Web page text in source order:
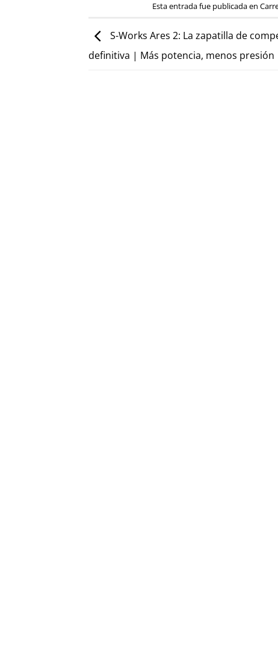
Esta entrada fue publicada en
S-Works Ares 2: La zapatilla de
definitiva | Más potencia, menos presión